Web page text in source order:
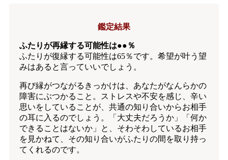
鑑定結果
ふたりが再縁する可能性は●●％
ふたりが復縁する可能性は65％です。希望が叶う望
みはあると言っていいでしょう。
再び縁がつながるきっかけは、あなたがなんらかの
障害にぶつかること。ストレスや不安を感じ、辛い
思いをしていることが、共通の知り合いからお相手
の耳に入るのでしょう。「大丈夫だろうか」「何か
できることはないか」と、そわそわしているお相手
を見かねて、その知り合いがふたりの間を取り持っ
てくれるのです。